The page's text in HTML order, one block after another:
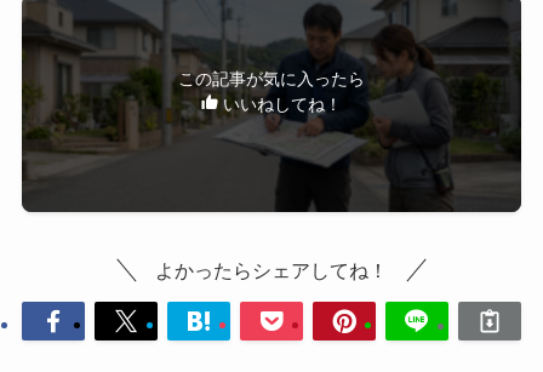
この記事が気に入ったら
いいねしてね！
よかったらシェアしてね！